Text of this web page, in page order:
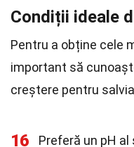
Condiții ideale
Pentru a obține cele
important să
creștere pentru
16
Preferă un pH al